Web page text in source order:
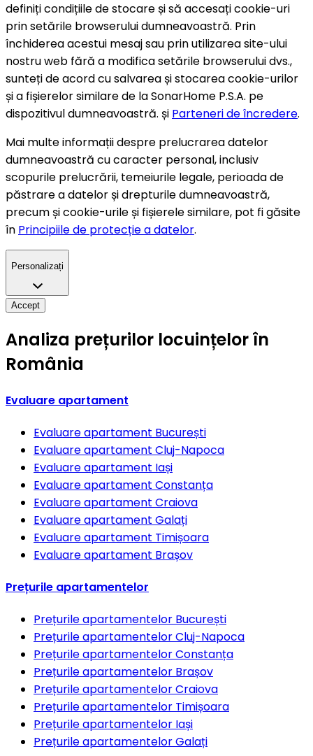
definiți condițiile de stocare și să accesați cookie-uri
prin setările browserului dumneavoastră. Prin
închiderea acestui mesaj sau prin utilizarea site-ului
nostru web fără a modifica setările browserului dvs.,
sunteți de acord cu salvarea și stocarea cookie-urilor
și a fișierelor similare de la SonarHome P.S.A. pe
dispozitivul dumneavoastră. și Parteneri de încredere.
Mai multe informații despre prelucrarea datelor
dumneavoastră cu caracter personal, inclusiv
scopurile prelucrării, temeiurile legale, perioada de
păstrare a datelor și drepturile dumneavoastră,
precum și cookie-urile și fișierele similare, pot fi găsite
în Principiile de protecție a datelor.
Personalizați
Accept
Analiza prețurilor locuințelor în
România
Evaluare apartament
Evaluare apartament București
Evaluare apartament Cluj-Napoca
Evaluare apartament Iași
Evaluare apartament Constanța
Evaluare apartament Craiova
Evaluare apartament Galați
Evaluare apartament Timișoara
Evaluare apartament Brașov
Prețurile apartamentelor
Prețurile apartamentelor București
Prețurile apartamentelorCluj-Napoca
Prețurile apartamentelorConstanța
Prețurile apartamentelor Brașov
Prețurile apartamentelorCraiova
Prețurile apartamentelor Timișoara
Prețurile apartamentelor Iași
Prețurile apartamentelorGalați